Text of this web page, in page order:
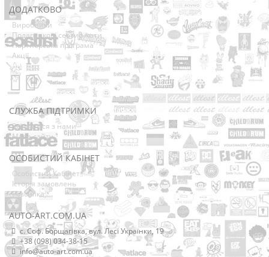
ДОДАТКОВО
Виробники
Подарункові сертифікати
Партнерська програма
Акції
СЛУЖБА ПІДТРИМКИ
Зв’язатися з нами
Мапа сайту
ОСОБИСТИЙ КАБІНЕТ
Особистий Кабінет
Історія замовлень
Розсилка
AUTO-ART.COM.UA
с. Соф. Борщагівка, вул. Лесі Українки, 19
+38 (098) 034-38-15
info@auto-art.com.ua